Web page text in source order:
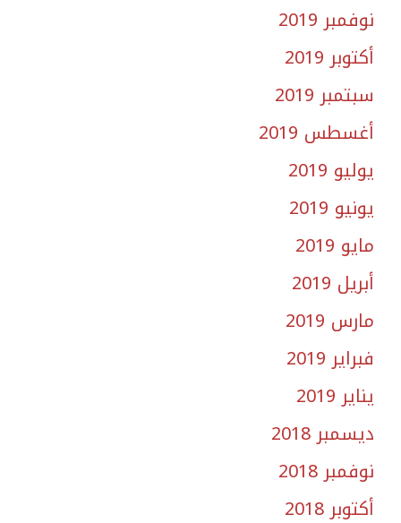
نوفمبر 2019
أكتوبر 2019
سبتمبر 2019
أغسطس 2019
يوليو 2019
يونيو 2019
مايو 2019
أبريل 2019
مارس 2019
فبراير 2019
يناير 2019
ديسمبر 2018
نوفمبر 2018
أكتوبر 2018